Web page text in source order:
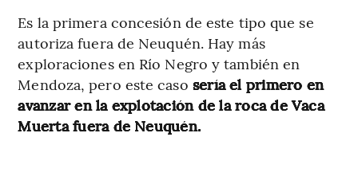
Es la primera concesión de este tipo que se
autoriza fuera de Neuquén. Hay más
exploraciones en Río Negro y también en
Mendoza, pero este caso sería el primero en
avanzar en la explotación de la roca de Vaca
Muerta fuera de Neuquén.